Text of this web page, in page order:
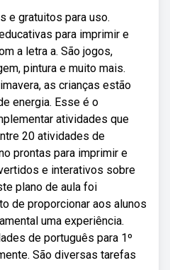
e gratuitos para uso.
para imprimir e
a letra a. São jogos,
pintura e muito mais.
as crianças estão
energia. Esse é o
atividades que
20 atividades de
prontas para imprimir e
e interativos sobre
plano de aula foi
de proporcionar aos alunos
uma experiência.
de português para 1º
São diversas tarefas